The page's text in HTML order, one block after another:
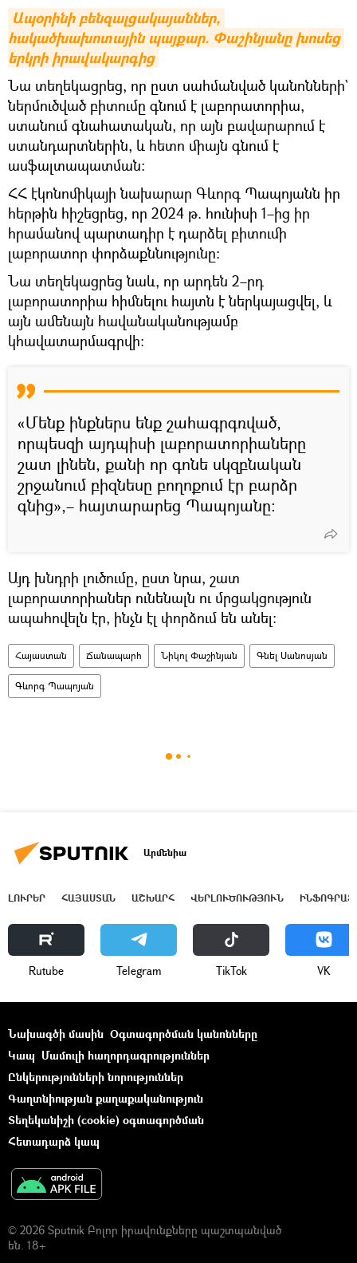
Ապօրինի բենզալցակայաններ,
հակածխախոտային պայքար. Փաշինյանը խոսեց
երկրի իրավակարգից
Նա տեղեկացրեց, որ ըստ սահմանված կանոնների`
ներմուծված բիտումը գնում է լաբորատորիա,
ստանում գնահատական, որ այն բավարարում է
ստանդարտներին, և հետո միայն գնում է
ասֆալտապատման։
ՀՀ էկոնոմիկայի նախարար Գևորգ Պապոյանն իր
հերթին հիշեցրեց, որ 2024 թ. հունիսի 1–ից իր
հրամանով պարտադիր է դարձել բիտումի
լաբորատոր փորձաքննությունը։
Նա տեղեկացրեց նաև, որ արդեն 2–րդ
լաբորատորիա հիմնելու հայտն է ներկայացվել, և
այն ամենայն հավանականությամբ
կհավատարմագրվի։
«Մենք ինքներս ենք շահագրգռված,
որպեսզի այդպիսի լաբորատորիաները
շատ լինեն, քանի որ գոնե սկզբնական
շրջանում բիզնեսը բողոքում էր բարձր
գնից»,– հայտարարեց Պապոյանը։
Այդ խնդրի լուծումը, ըստ նրա, շատ
լաբորատորիաներ ունենալն ու մրցակցություն
ապահովելն էր, ինչն էլ փորձում են անել։
Հայաստան Ճանապարհ Նիկոլ Փաշինյան Գնել Սանոսյան
Գևորգ Պապոյան
Արմենիա
ԼՈՒՐԵՐ ՀԱՅԱՍՏԱՆ ԱՇԽԱՐՀ ՎԵՐԼՈՒԾՈՒԹՅՈՒՆ
Rutube Telegram ТikТоk VK
Նախագծի մասին Օգտագործման կանոնները
Կապ Մամուլի հաղորդագրություններ
Ընկերությունների նորություններ
Գաղտնիության քաղաքականություն
Տեղեկանիշի (cookie) օգտագործման
Հետադարձ կապ
© 2026 Sputnik Բոլոր իրավունքները պաշտպանված
են. 18+